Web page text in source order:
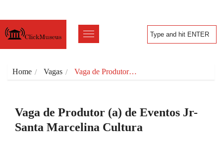
Home Vagas Vaga de Produtor…
Vaga de Produtor (a) de Eventos Jr-
Santa Marcelina Cultura